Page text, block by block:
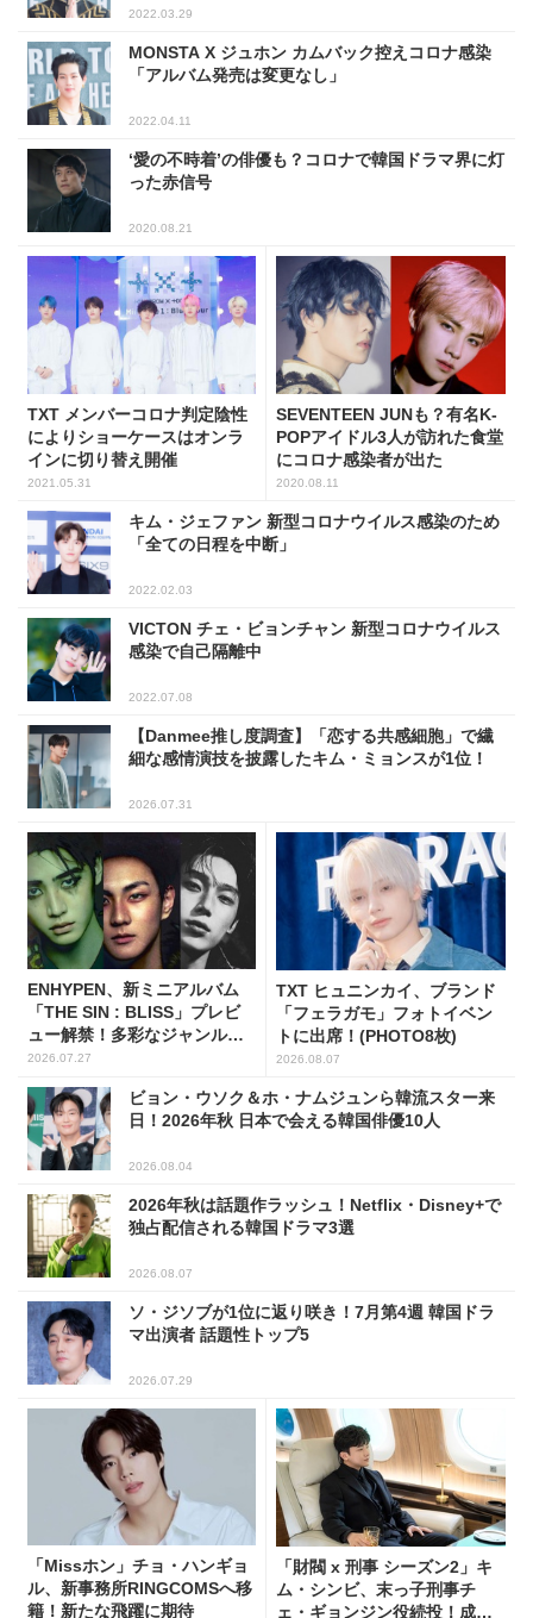
2022.03.29
MONSTA X ジュホン カムバック控えコロナ感染
「アルバム発売は変更なし」
2022.04.11
‘愛の不時着’の俳優も？コロナで韓国ドラマ界に灯
った赤信号
2020.08.21
TXT メンバーコロナ判定陰性
によりショーケースはオンラ
インに切り替え開催
2021.05.31
SEVENTEEN JUNも？有名K-
POPアイドル3人が訪れた食堂
にコロナ感染者が出た
2020.08.11
キム・ジェファン 新型コロナウイルス感染のため
「全ての日程を中断」
2022.02.03
VICTON チェ・ビョンチャン 新型コロナウイルス
感染で自己隔離中
2022.07.08
【Danmee推し度調査】「恋する共感細胞」で繊
細な感情演技を披露したキム・ミョンスが1位！
2026.07.31
ENHYPEN、新ミニアルバム
「THE SIN : BLISS」プレビ
ュー解禁！多彩なジャンルと
ナレーションで世界観を構築
2026.07.27
TXT ヒュニンカイ、ブランド
「フェラガモ」フォトイベン
トに出席！(PHOTO8枚)
2026.08.07
ビョン・ウソク＆ホ・ナムジュンら韓流スター来
日！2026年秋 日本で会える韓国俳優10人
2026.08.04
2026年秋は話題作ラッシュ！Netflix・Disney+で
独占配信される韓国ドラマ3選
2026.08.07
ソ・ジソブが1位に返り咲き！7月第4週 韓国ドラ
マ出演者 話題性トップ5
2026.07.29
「Missホン」チョ・ハンギョ
ル、新事務所RINGCOMSへ移
籍！新たな飛躍に期待
「財閥 x 刑事 シーズン2」キ
ム・シンビ、末っ子刑事チ
ェ・ギョンジン役続投！成長